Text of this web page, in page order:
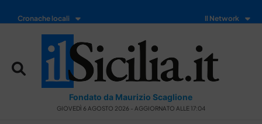
Cronache locali Il Network
Fondato da Maurizio Scaglione
GIOVEDÌ 6 AGOSTO 2026 - AGGIORNATO ALLE 17:04